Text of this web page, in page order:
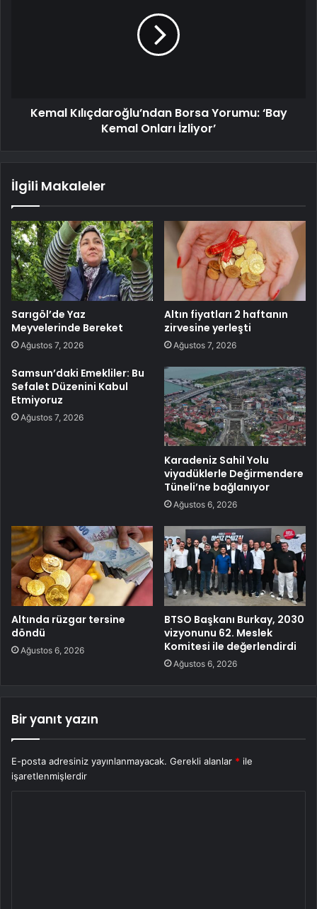
Kemal Kılıçdaroğlu’ndan Borsa Yorumu: ‘Bay
Kemal Onları İzliyor’
İlgili Makaleler
Sarıgöl’de Yaz
Meyvelerinde Bereket
Ağustos 7, 2026
Altın fiyatları 2 haftanın
zirvesine yerleşti
Ağustos 7, 2026
Samsun’daki Emekliler: Bu
Sefalet Düzenini Kabul
Etmiyoruz
Ağustos 7, 2026
Karadeniz Sahil Yolu
viyadüklerle Değirmendere
Tüneli’ne bağlanıyor
Ağustos 6, 2026
Altında rüzgar tersine
döndü
Ağustos 6, 2026
BTSO Başkanı Burkay, 2030
vizyonunu 62. Meslek
Komitesi ile değerlendirdi
Ağustos 6, 2026
Bir yanıt yazın
E-posta adresiniz yayınlanmayacak. Gerekli alanlar * ile
işaretlenmişlerdir